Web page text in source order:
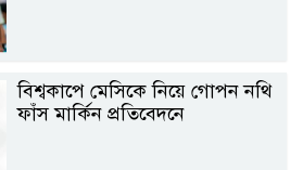
বিশ্বকাপে মেসিকে নিয়ে গোপন নথি
ফাঁস মার্কিন প্রতিবেদনে